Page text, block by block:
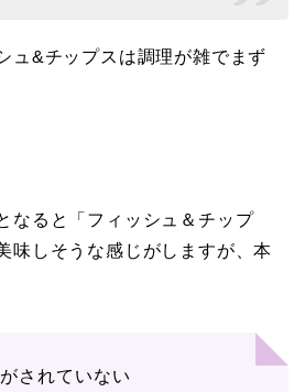
ュ&チップスは調理が雑でまず
なると「フィッシュ＆チップ
味しそうな感じがしますが、本
されていない